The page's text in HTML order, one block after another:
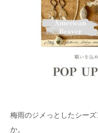
フラッグシップストア
梅雨のジメっとしたシー
か。